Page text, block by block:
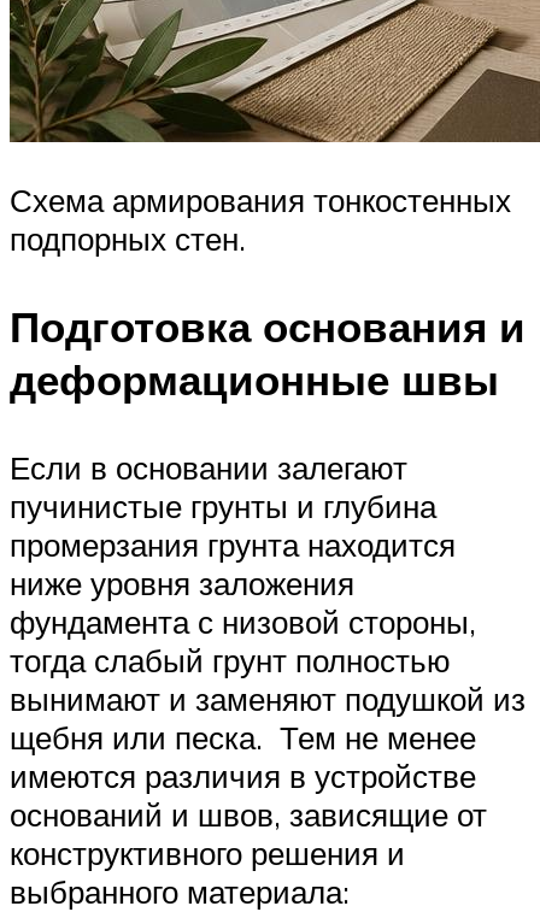
Схема армирования тонкостенных
подпорных стен.
Подготовка основания и
деформационные швы
Если в основании залегают
пучинистые грунты и глубина
промерзания грунта находится
ниже уровня заложения
фундамента с низовой стороны,
тогда слабый грунт полностью
вынимают и заменяют подушкой из
щебня или песка. Тем не менее
имеются различия в устройстве
оснований и швов, зависящие от
конструктивного решения и
выбранного материала: